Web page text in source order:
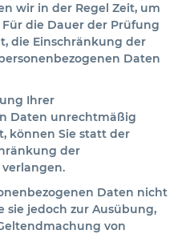
wir in der Regel Zeit, um
die Dauer der Prüfung
die Einschränkung der
Daten
Ihrer
Daten unrechtmäßig
können Sie statt der
der
Daten nicht
sie jedoch zur Ausübung,
von